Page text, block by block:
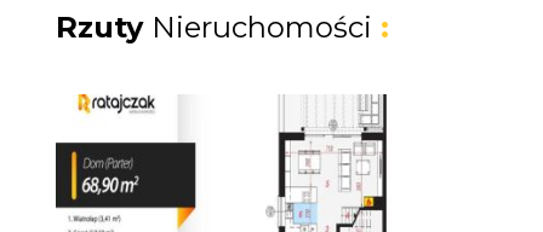
PCC 2%.
Planowany termin realizacji: IV kwartał
Inwestycja jest w trakcie realizacji -
budynek osiągnął już etap stanu surowego
Rzuty Nieruchomości :